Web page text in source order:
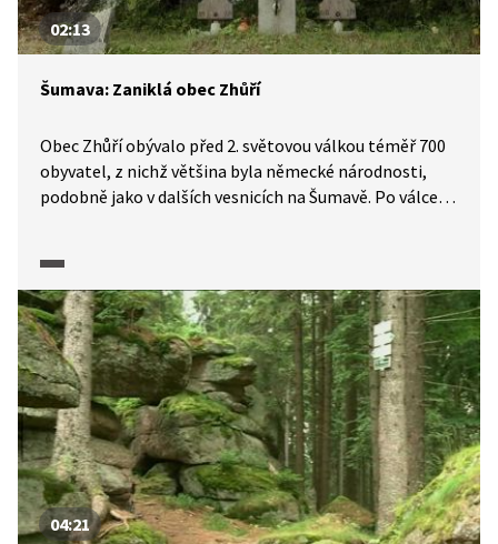
02:13
Šumava: Zaniklá obec Zhůří
Obec Zhůří obývalo před 2. světovou válkou téměř 700
obyvatel, z nichž většina byla německé národnosti,
podobně jako v dalších vesnicích na Šumavě. Po válce
místě dnes najdeme přírodní rezervaci Zhůřská pláň.
04:21